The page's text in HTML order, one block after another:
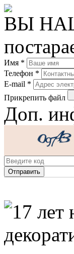
ВЫ
Имя *
Телефон *
E-mail *
Прикрепить файл
Доп.